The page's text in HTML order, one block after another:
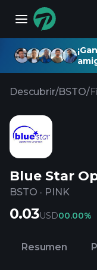
Descubrir/BSTO/
Blue Star
BSTO · PINK
0.03USD00.00%
Resumen